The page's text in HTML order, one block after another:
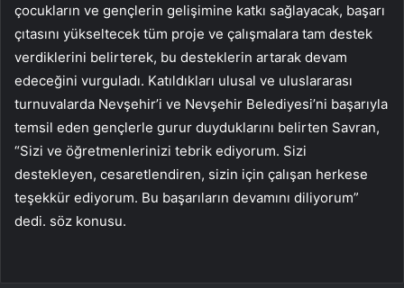
çocukların ve gençlerin gelişimine katkı sağlayacak, başarı
çıtasını yükseltecek tüm proje ve çalışmalara tam destek
verdiklerini belirterek, bu desteklerin artarak devam
edeceğini vurguladı. Katıldıkları ulusal ve uluslararası
turnuvalarda Nevşehir’i ve Nevşehir Belediyesi’ni başarıyla
temsil eden gençlerle gurur duyduklarını belirten Savran,
“Sizi ve öğretmenlerinizi tebrik ediyorum. Sizi
destekleyen, cesaretlendiren, sizin için çalışan herkese
teşekkür ediyorum. Bu başarıların devamını diliyorum”
dedi. söz konusu.